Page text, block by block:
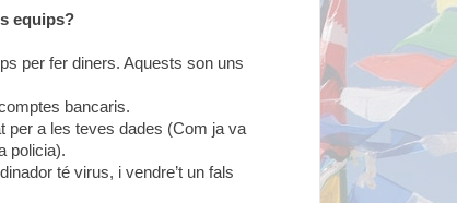
equips?
per fer diners. Aquests son uns
bancaris.
per a les teves dades (Com ja va
policia).
té virus, i vendre’t un fals